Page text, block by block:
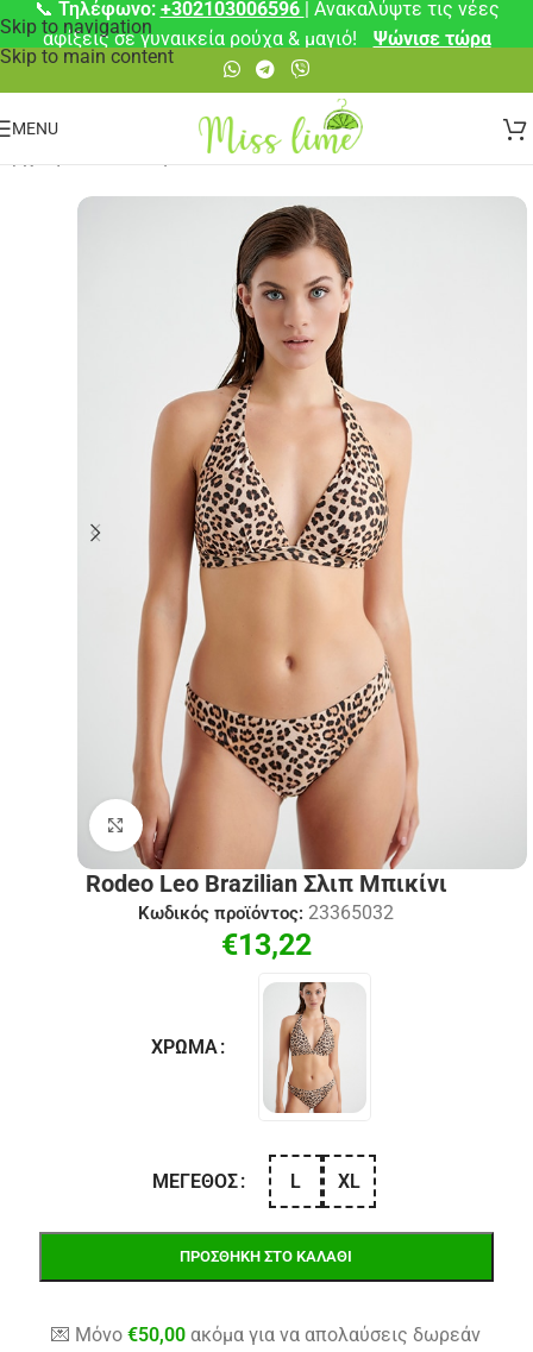
Skip to navigation
Skip to main content
📞 Τηλέφωνο: +302103006596 | Ανακαλύψτε τις νέες
αφίξεις σε γυναικεία ρούχα & μαγιό!
Ψώνισε τώρα
MENU
Μπικίνι
Click to enlarge
Rodeo Leo Brazilian Σλιπ Μπικίνι
Κωδικός προϊόντος:23365032
€13,22
ΧΡΏΜΑ
ΜΈΓΕΘΟΣ L XL
ΠΡΟΣΘΉΚΗ ΣΤΟ ΚΑΛΆΘΙ
💌 Μόνο€50,00 ακόμα για να απολαύσεις δωρεάν